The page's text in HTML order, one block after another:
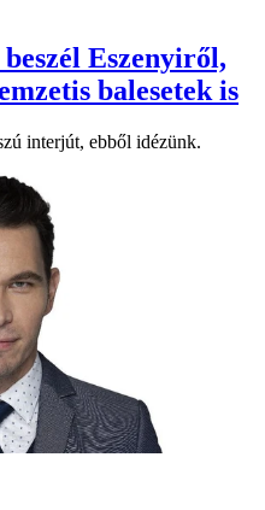
Eszenyiről,
balesetek is
interjút, ebből idézünk.